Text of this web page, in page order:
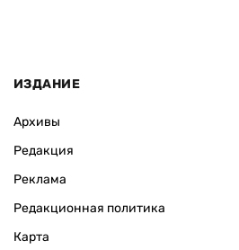
ИЗДАНИЕ
Архивы
Редакция
Реклама
Редакционная политика
Карта